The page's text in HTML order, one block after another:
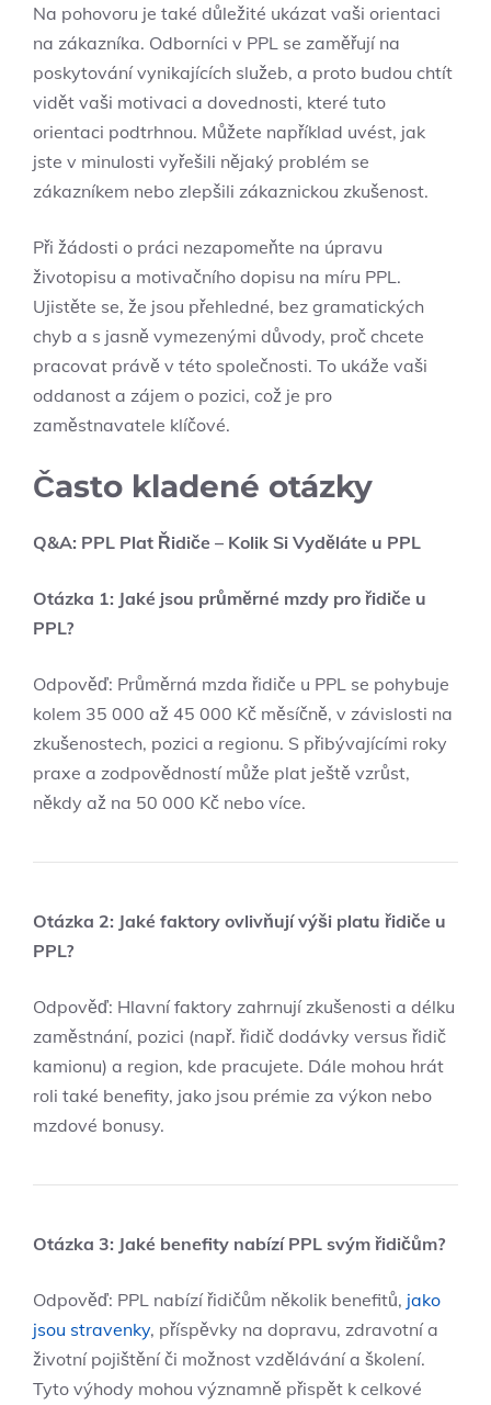
Na pohovoru je také důležité ukázat vaši orientaci
na zákazníka. Odborníci v PPL se zaměřují na
poskytování vynikajících služeb, a proto budou chtít
vidět vaši motivaci a dovednosti, které tuto
orientaci podtrhnou. Můžete například uvést, jak
jste v minulosti vyřešili nějaký problém se
zákazníkem nebo zlepšili zákaznickou zkušenost.
Při žádosti o práci nezapomeňte na úpravu
životopisu a motivačního dopisu na míru PPL.
Ujistěte se, že jsou přehledné, bez gramatických
chyb a s jasně vymezenými důvody, proč chcete
pracovat právě v této společnosti. To ukáže vaši
oddanost a zájem o pozici, což je pro
zaměstnavatele klíčové.
Často kladené otázky
Q&A: PPL Plat Řidiče – Kolik Si Vyděláte u PPL
Otázka 1: Jaké jsou průměrné mzdy pro řidiče u
PPL?
Odpověď: Průměrná mzda řidiče u PPL se pohybuje
kolem 35 000 až 45 000 Kč měsíčně, v závislosti na
zkušenostech, pozici a regionu. S přibývajícími roky
praxe a zodpovědností může plat ještě vzrůst,
někdy až na 50 000 Kč nebo více.
Otázka 2: Jaké faktory ovlivňují výši platu řidiče u
PPL?
Odpověď: Hlavní faktory zahrnují zkušenosti a délku
zaměstnání, pozici (např. řidič dodávky versus řidič
kamionu) a region, kde pracujete. Dále mohou hrát
roli také benefity, jako jsou prémie za výkon nebo
mzdové bonusy.
Otázka 3: Jaké benefity nabízí PPL svým řidičům?
Odpověď: PPL nabízí řidičům několik benefitů, jako
jsou stravenky, příspěvky na dopravu, zdravotní a
životní pojištění či možnost vzdělávání a školení.
Tyto výhody mohou významně přispět k celkové